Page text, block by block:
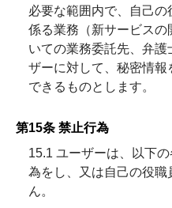
必要な範囲内で、自己
係る業務（新サービス
いての業務委託先、弁護
ザーに対して、秘密情
できるものとします。
第15条 禁止行為
15.1 ユーザーは、以下
為をし、又は自己の役
ん。